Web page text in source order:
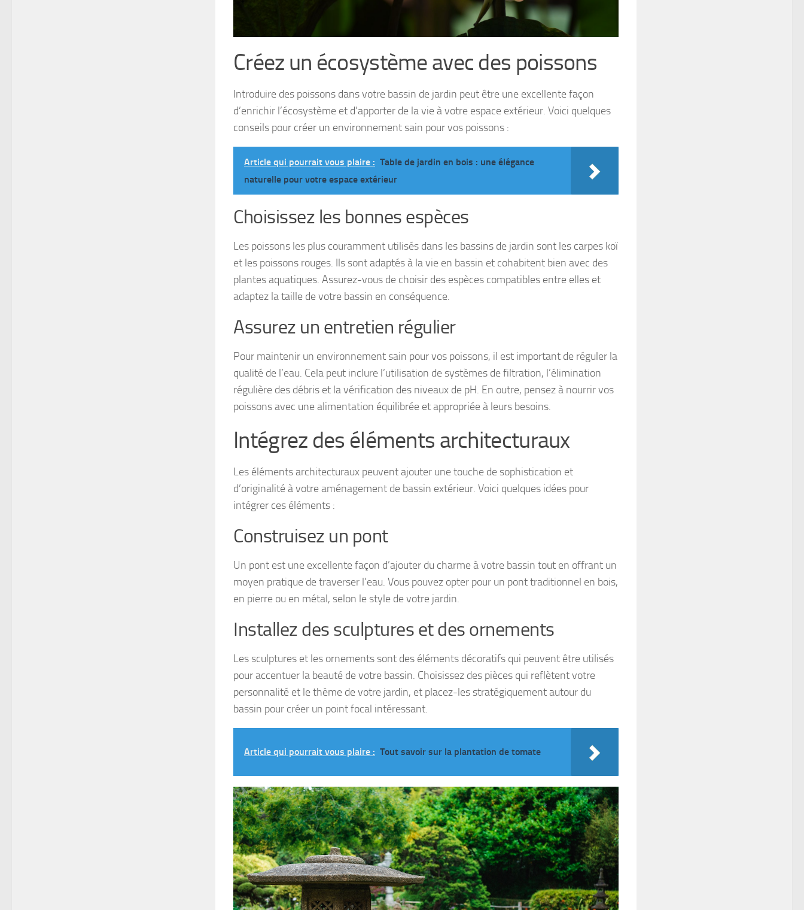
Créez un écosystème avec des poissons
Introduire des poissons dans votre bassin de jardin peut être une excellente façon
d’enrichir l’écosystème et d’apporter de la vie à votre espace extérieur. Voici quelques
conseils pour créer un environnement sain pour vos poissons :
Article qui pourrait vous plaire : Table de jardin en bois : une élégance
naturelle pour votre espace extérieur
Choisissez les bonnes espèces
Les poissons les plus couramment utilisés dans les bassins de jardin sont les carpes koï
et les poissons rouges. Ils sont adaptés à la vie en bassin et cohabitent bien avec des
plantes aquatiques. Assurez-vous de choisir des espèces compatibles entre elles et
adaptez la taille de votre bassin en conséquence.
Assurez un entretien régulier
Pour maintenir un environnement sain pour vos poissons, il est important de réguler la
qualité de l’eau. Cela peut inclure l’utilisation de systèmes de filtration, l’élimination
régulière des débris et la vérification des niveaux de pH. En outre, pensez à nourrir vos
poissons avec une alimentation équilibrée et appropriée à leurs besoins.
Intégrez des éléments architecturaux
Les éléments architecturaux peuvent ajouter une touche de sophistication et
d’originalité à votre aménagement de bassin extérieur. Voici quelques idées pour
intégrer ces éléments :
Construisez un pont
Un pont est une excellente façon d’ajouter du charme à votre bassin tout en offrant un
moyen pratique de traverser l’eau. Vous pouvez opter pour un pont traditionnel en bois,
en pierre ou en métal, selon le style de votre jardin.
Installez des sculptures et des ornements
Les sculptures et les ornements sont des éléments décoratifs qui peuvent être utilisés
pour accentuer la beauté de votre bassin. Choisissez des pièces qui reflètent votre
personnalité et le thème de votre jardin, et placez-les stratégiquement autour du
bassin pour créer un point focal intéressant.
Article qui pourrait vous plaire : Tout savoir sur la plantation de tomate